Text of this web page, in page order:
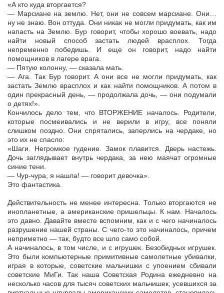
«А кто куда вторгается?
— Марсиане на землю. Нет, они не совсем марсиане. Они…
ну не знаю. Вон оттуда. Они никак не могли придумать, как им
напасть на Землю. Бур говорит, чтобы хорошо воевать, надо
найти новый способ застать людей врасплох. Тогда
непременно победишь. И еще он говорит, надо найти
помощников в лагере врага.
— Пятую колонну, — сказала мать.
— Ага. Так Бур говорит. А они все не могли придумать, как
застать Землю врасплох и как найти помощников. А потом в
один прекрасный день, — продолжала дочь, — они подумали
о детях!».
Кончилось дело тем, что ВТОРЖЕНИЕ началось. Родители,
которые посмеивались и не верили в игру, все поняли
слишком поздно. Они спрятались, заперлись на чердаке, но
это их не спасло:
«Шаги. Негромкое гудение. Замок плавится. Дверь настежь.
Дочь заглядывает внутрь чердака, за нею маячат огромные
синие тени.
— Чур-чура, я нашла! — говорит девочка».
Это фантастика.
Действительность не менее интересна. Только вторгаются не
инопланетные, а американские пришельцы. К нам. Началось
это давно. Давайте вместе вспомним, как и с чего начиналось
разрушение нашей страны. С чего-то это начиналось, причем
неприметно — так, будто все шло само собой.
А начиналось, в том числе, и с игрушек. Безобидных игрушек.
Это были компьютерные примитивные самолетные убивалки,
играя в которые, советские мальчишки с упоением сбивали
советские МиГи. Так наша Советская Родина ежедневно на
несколько часов для тысяч советских мальчишек, усевшихся за